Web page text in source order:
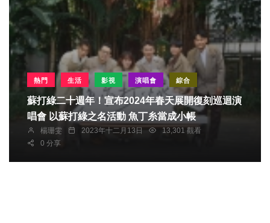
熱門 生活 影視 演唱會 綜合
蘇打綠二十週年！宣布2024年春天展開復刻巡迴演
唱會 以蘇打綠之名活動 魚丁糸當成小帳
楊珊雯 2023年十二月13日
13,301 觀看
0 分享